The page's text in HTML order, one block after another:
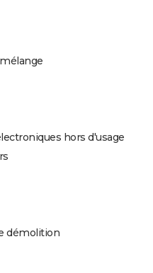
hors d'usage
démolition